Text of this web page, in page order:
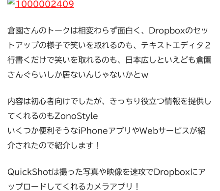
倉園さんのトークは相変わらず面白く、Dropboxのセッ
トアップの様子で笑いを取れるのも、テキストエディタ２
行書くだけで笑いを取れるのも、日本広しといえども倉園
さんぐらいしか居ないんじゃないかとｗ
内容は初心者向けでしたが、きっちり役立つ情報を提供し
てくれるのもZonoStyle
いくつか便利そうなiPhoneアプリやWebサービスが紹
介されたので紹介します！
QuickShotは撮った写真や映像を速攻でDropboxにア
ップロードしてくれるカメラアプリ！